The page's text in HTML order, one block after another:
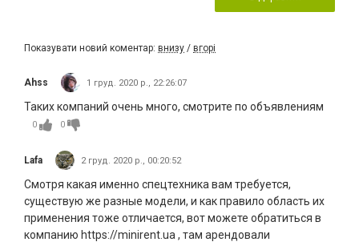
Показувати новий коментар: внизу / вгорі
Ahss 1 груд. 2020 р., 22:26:07
Таких компаний очень много, смотрите по объявлениям
0 0
Lafa 2 груд. 2020 р., 00:20:52
Смотря какая именно спецтехника вам требуется,
существую же разные модели, и как правило область их
применения тоже отличается, вот можете обратиться в
компанию https://minirent.ua , там арендовали